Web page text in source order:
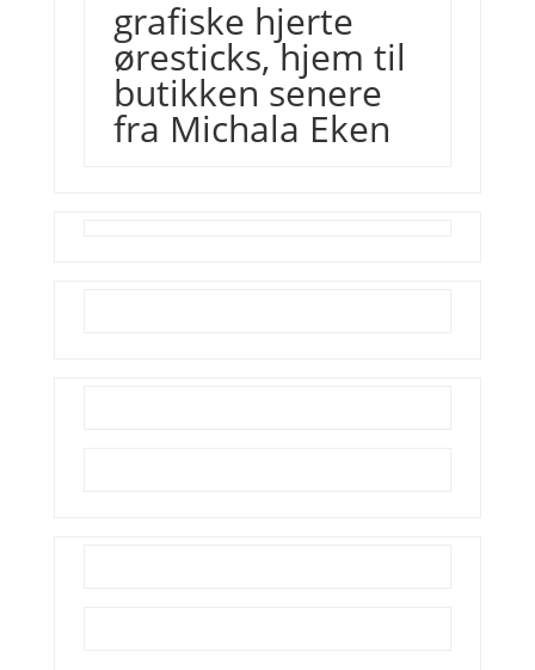
grafiske hjerte
øresticks, hjem til
butikken senere
fra Michala Eken